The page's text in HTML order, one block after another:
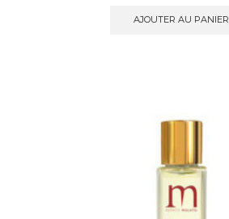
AJOUTER AU PANIER